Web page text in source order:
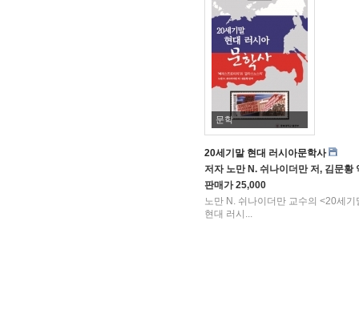
문학
20세기말 현대 러시아문학사
저자노만 N. 쉬나이더만 저, 김문황
판매가25,000
노만 N. 쉬나이더만 교수의 <20세기
현대 러시...